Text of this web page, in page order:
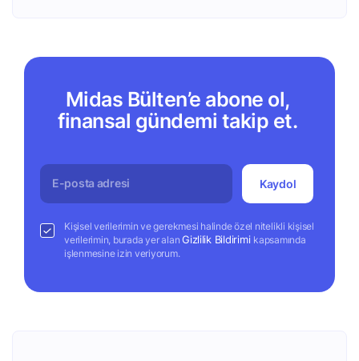
Midas Bülten’e abone ol,
finansal gündemi takip et.
Kaydol
Kişisel verilerimin ve gerekmesi halinde özel nitelikli kişisel
verilerimin, burada yer alanGizlilik Bildirimi kapsamında
işlenmesine izin veriyorum.